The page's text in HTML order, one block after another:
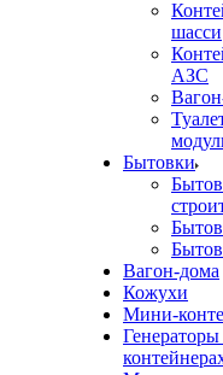
шасси
АЗС
Бытовки
Вагон-дома
Кожухи
Мини-
Генераторы